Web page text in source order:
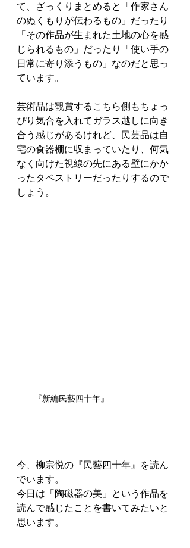
て、ざっくりまとめると「作家さん
のぬくもりが伝わるもの」だったり
「その作品が生まれた土地の心を感
じられるもの」だったり「使い手の
日常に寄り添うもの」なのだと思っ
ています。
芸術品は観賞するこちら側もちょっ
ぴり気合を入れてガラス越しに向き
合う感じがあるけれど、民芸品は自
宅の食器棚に収まっていたり、何気
なく向けた視線の先にある壁にかか
ったタペストリーだったりするので
しょう。
『新編民藝四十年』
今、柳宗悦の『民藝四十年』を読ん
でいます。
今日は「陶磁器の美」という作品を
読んで感じたことを書いてみたいと
思います。